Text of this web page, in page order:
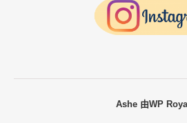
Ashe 由WP